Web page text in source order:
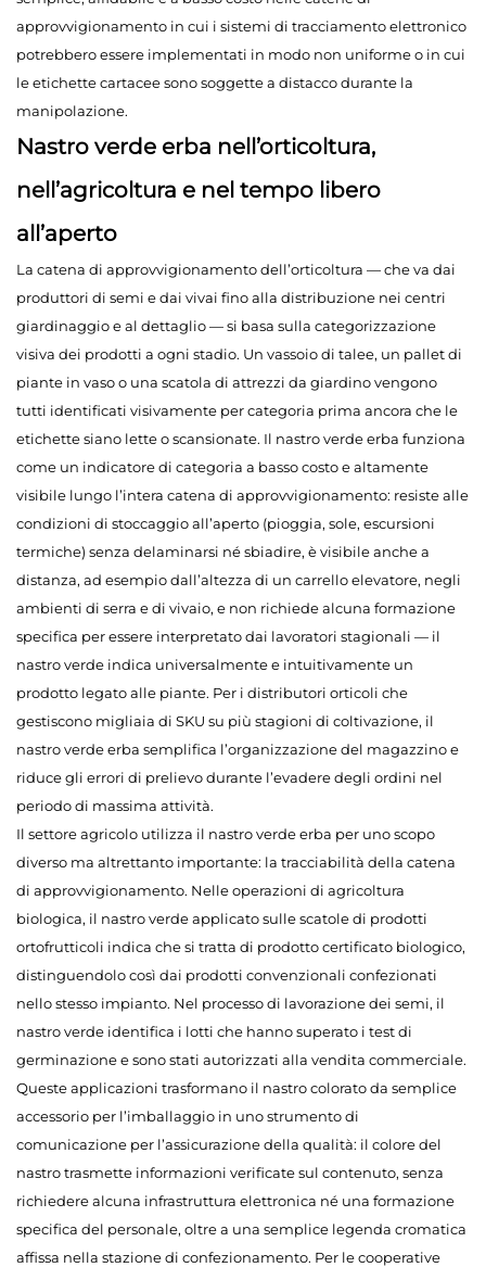
approvvigionamento in cui i sistemi di tracciamento elettronico
potrebbero essere implementati in modo non uniforme o in cui
le etichette cartacee sono soggette a distacco durante la
manipolazione.
Nastro verde erba nell’orticoltura,
nell’agricoltura e nel tempo libero
all’aperto
La catena di approvvigionamento dell’orticoltura — che va dai
produttori di semi e dai vivai fino alla distribuzione nei centri
giardinaggio e al dettaglio — si basa sulla categorizzazione
visiva dei prodotti a ogni stadio. Un vassoio di talee, un pallet di
piante in vaso o una scatola di attrezzi da giardino vengono
tutti identificati visivamente per categoria prima ancora che le
etichette siano lette o scansionate. Il nastro verde erba funziona
come un indicatore di categoria a basso costo e altamente
visibile lungo l’intera catena di approvvigionamento: resiste alle
condizioni di stoccaggio all’aperto (pioggia, sole, escursioni
termiche) senza delaminarsi né sbiadire, è visibile anche a
distanza, ad esempio dall’altezza di un carrello elevatore, negli
ambienti di serra e di vivaio, e non richiede alcuna formazione
specifica per essere interpretato dai lavoratori stagionali — il
nastro verde indica universalmente e intuitivamente un
prodotto legato alle piante. Per i distributori orticoli che
gestiscono migliaia di SKU su più stagioni di coltivazione, il
nastro verde erba semplifica l’organizzazione del magazzino e
riduce gli errori di prelievo durante l’evadere degli ordini nel
periodo di massima attività.
Il settore agricolo utilizza il nastro verde erba per uno scopo
diverso ma altrettanto importante: la tracciabilità della catena
di approvvigionamento. Nelle operazioni di agricoltura
biologica, il nastro verde applicato sulle scatole di prodotti
ortofrutticoli indica che si tratta di prodotto certificato biologico,
distinguendolo così dai prodotti convenzionali confezionati
nello stesso impianto. Nel processo di lavorazione dei semi, il
nastro verde identifica i lotti che hanno superato i test di
germinazione e sono stati autorizzati alla vendita commerciale.
Queste applicazioni trasformano il nastro colorato da semplice
accessorio per l’imballaggio in uno strumento di
comunicazione per l’assicurazione della qualità: il colore del
nastro trasmette informazioni verificate sul contenuto, senza
richiedere alcuna infrastruttura elettronica né una formazione
specifica del personale, oltre a una semplice legenda cromatica
affissa nella stazione di confezionamento. Per le cooperative